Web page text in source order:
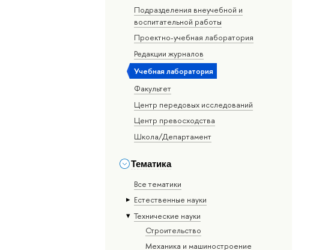
Подразделения внеучебной и
воспитательной работы
Проектно-учебная лаборатория
Редакции журналов
Учебная лаборатория
Факультет
Центр передовых исследований
Центр превосходства
Школа/Департамент
Тематика
Все тематики
Естественные науки
Тех­ничес­кие науки
Строительство
Механика и машиностроение